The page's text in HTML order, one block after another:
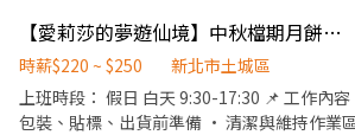
【愛莉莎的夢遊仙境】中秋檔期月餅製作人員-假日班
時薪$220 ~ $250
新北市土城區
上班時段： 假日 白天 9:30-17:30 📌 工作內容 • 協助月餅製作 •
包裝、貼標、出貨前準備 • 清潔與維持作業區整潔 ⸻ ✅ 我們